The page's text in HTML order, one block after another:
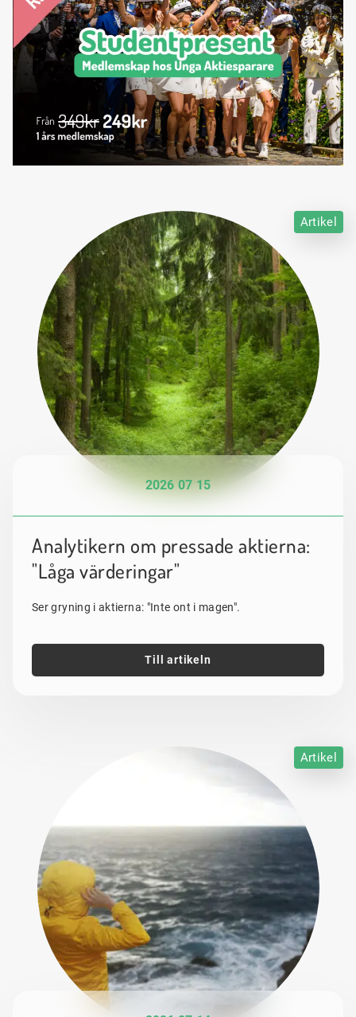
Artikel
2026 07 15
Analytikern om pressade aktierna:
"Låga värderingar"
Ser gryning i aktierna: "Inte ont i magen".
Till artikeln
Artikel